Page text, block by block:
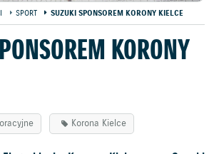
SPORT SUZUKI SPONSOREM KORONY KIELCE
KORONY
Korona Kielce